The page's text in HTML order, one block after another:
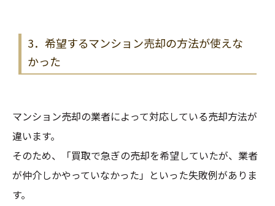
3．希望するマンション売却の方法が使えな
かった
マンション売却の業者によって対応している売却方法が
違います。
そのため、「買取で急ぎの売却を希望していたが、業者
が仲介しかやっていなかった」といった失敗例がありま
す。